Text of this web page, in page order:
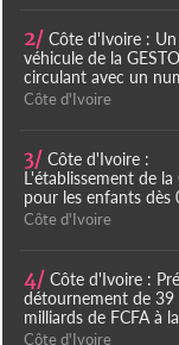
2/ Côte d'Ivoire : Un
véhicule de la
circulant avec un
Côte d'Ivoire
3/ Côte d'Ivoire :
L'établissement de la
pour les enfants dès
Côte d'Ivoire
4/ Côte d'Ivoire :
détournement de 39
milliards de FCFA à
Côte d'Ivoire